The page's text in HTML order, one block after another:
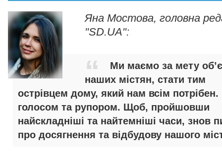
Яна Мостова, головна
"SD.UA":
Ми маємо за мету
наших містян, стати тим
острівцем дому, який нам всім потрібен.
голосом та рупором. Щоб, пройшовши
найскладніші та найтемніші часи, знов
про досягнення та відбудову нашого